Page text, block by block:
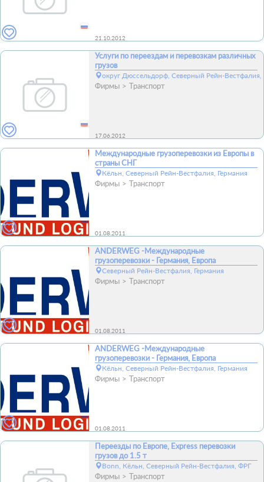
21.10.2012
Услуги по переездам и перевозкам различных
грузов
округ Дюссельдорф, Северный Рейн-Вестфалия,
Фирмы Транспорт
17.06.2012
Международные грузоперевозки из Европы в
страны СНГ
Кёльн, Северный Рейн-Вестфалия, Германия
Фирмы Транспорт
01.08.2011
ANDERWEG -Международные
грузоперевозки - Германия, Европа
Северный Рейн-Вестфалия, Германия
Фирмы Транспорт
01.08.2011
ANDERWEG -Международные
грузоперевозки - Германия, Европа
Кёльн, Северный Рейн-Вестфалия, Германия
Фирмы Транспорт
01.08.2011
Переезды по Европе, Express перевозки
грузов до 1.5 т
Bonn, Кёльн, Северный Рейн-Вестфалия, ФРГ
Фирмы Транспорт